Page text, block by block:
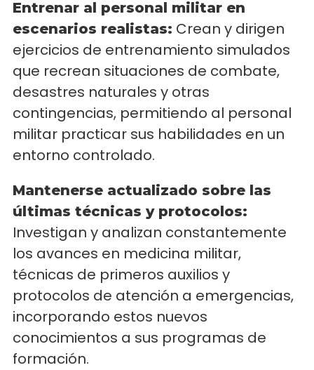
Entrenar al personal militar en
escenarios realistas: Crean y dirigen
ejercicios de entrenamiento simulados
que recrean situaciones de combate,
desastres naturales y otras
contingencias, permitiendo al personal
militar practicar sus habilidades en un
entorno controlado.
Mantenerse actualizado sobre las
últimas técnicas y protocolos:
Investigan y analizan constantemente
los avances en medicina militar,
técnicas de primeros auxilios y
protocolos de atención a emergencias,
incorporando estos nuevos
conocimientos a sus programas de
formación.